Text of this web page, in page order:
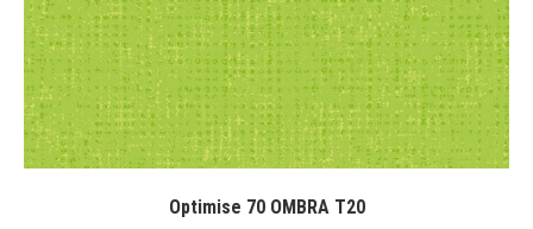
Optimise 70 OMBRA T20